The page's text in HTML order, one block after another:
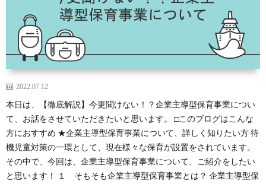
2022.07.12
本日は、【徹底解説】今更聞けない！？企業主導型保育事業につい
て、お話をさせていただきたいと思います。 □このブログはこんな
方におすすめ ★企業主導型保育事業について、詳しく知りたい方 待
機児童対策の一環として、現在様々な保育が設置をされています。
その中で、今回は、企業主導型保育事業について、ご紹介をしたい
と思います！ １ そもそも企業主導型保育事業とは？ 企業主導型保